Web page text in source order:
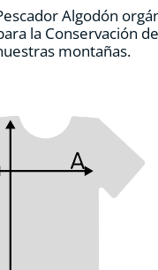
Algodón
la Conservación
montañas.